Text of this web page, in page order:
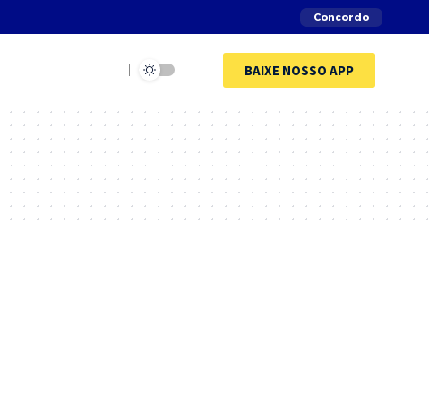
Concordo
BAIXE NOSSO APP